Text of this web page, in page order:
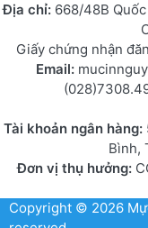
Địa chỉ: 668/48B
Giấy chứng nhận
Email:
Tài khoản ngân hàng:
Bình,
Đơn vị thụ hưởng:
Copyright © 2026